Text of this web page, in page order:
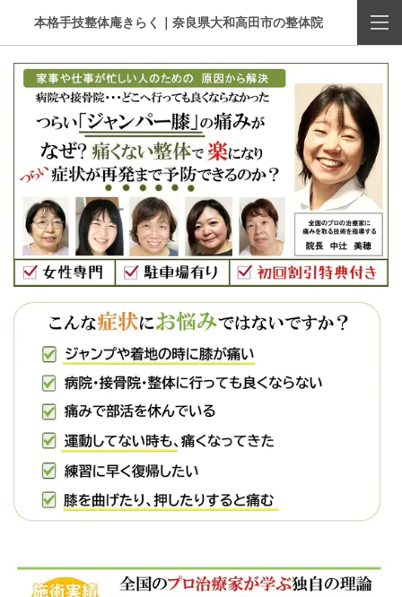
本格手技整体庵きらく｜奈良県大和高田市の整体院